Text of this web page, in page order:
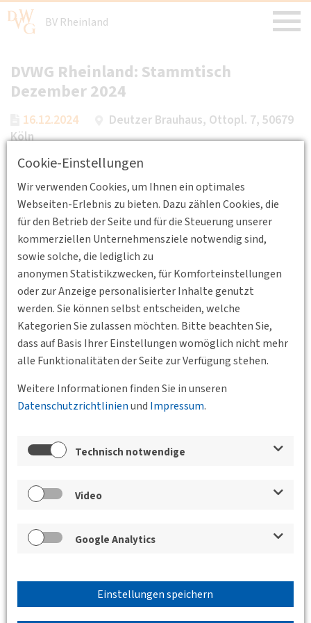
Cookie-Einstellungen
Wir verwenden Cookies, um Ihnen ein optimales
Webseiten-Erlebnis zu bieten. Dazu zählen Cookies, die
für den Betrieb der Seite und für die Steuerung unserer
kommerziellen Unternehmensziele notwendig sind,
sowie solche, die lediglich zu
anonymen Statistikzwecken, für Komforteinstellungen
oder zur Anzeige personalisierter Inhalte genutzt
werden. Sie können selbst entscheiden, welche
Kategorien Sie zulassen möchten. Bitte beachten Sie,
dass auf Basis Ihrer Einstellungen womöglich nicht mehr
alle Funktionalitäten der Seite zur Verfügung stehen.
Weitere Informationen finden Sie in unseren
Datenschutzrichtlinienund Impressum.
Technisch notwendige
Video
Google Analytics
Einstellungen speichern
BV Rheinland
DVWG Rheinland: Stammtisch
Dezember 2024
16.12.2024
Deutzer Brauhaus, Ottopl. 7, 50679
Köln
Die DVWG Rheinland freut sich mit Ihren Mitgliedern
in einen Austausch in lockerer und geselliger
Atmosphäre zu kommen.
Veranstaltungsort: Deutzer Brauhaus (Ottopl. 7, 50679 Köln
im Bahnhof Köln-Deutz)
Standort